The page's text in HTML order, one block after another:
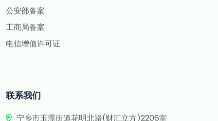
公安部备案
工商局备案
电信增值许可证
联系我们
宁乡市玉潭街道花明北路(财汇立方)2206室